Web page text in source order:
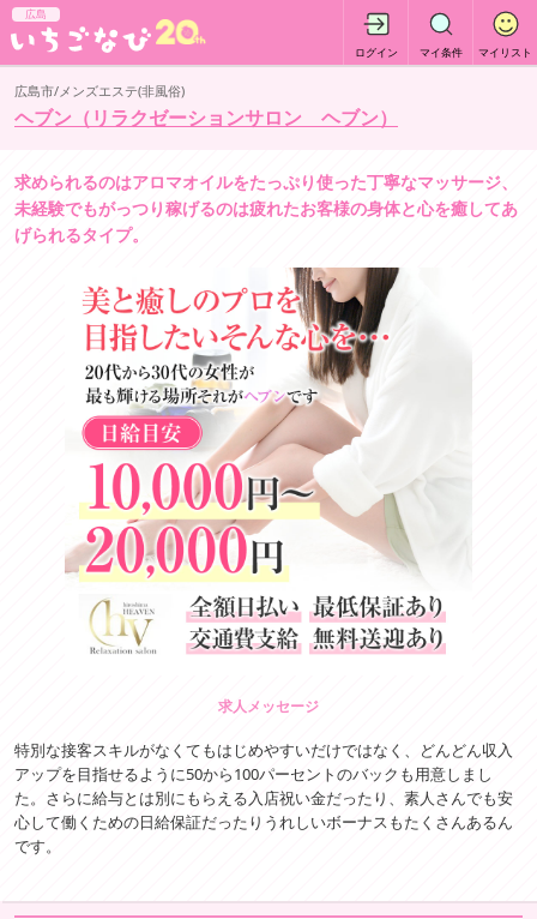
広島
ログイン マイ条件 マイリスト
広島市/メンズエステ(非風俗)
ヘブン（リラクゼーションサロン ヘブン）
求められるのはアロマオイルをたっぷり使った丁寧なマッサージ、
未経験でもがっつり稼げるのは疲れたお客様の身体と心を癒してあ
げられるタイプ。
求人メッセージ
特別な接客スキルがなくてもはじめやすいだけではなく、どんどん収入
アップを目指せるように50から100パーセントのバックも用意しまし
た。さらに給与とは別にもらえる入店祝い金だったり、素人さんでも安
心して働くための日給保証だったりうれしいボーナスもたくさんあるん
です。